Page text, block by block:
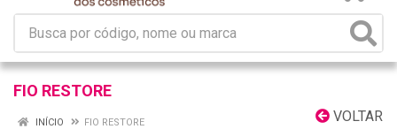
FIO RESTORE
VOLTAR
INÍCIO FIO RESTORE